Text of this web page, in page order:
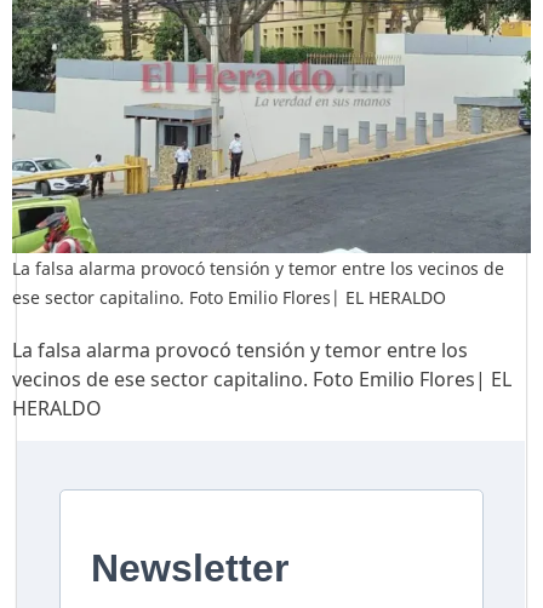
La falsa alarma provocó tensión y temor entre los vecinos de
ese sector capitalino. Foto Emilio Flores| EL HERALDO
La falsa alarma provocó tensión y temor entre los
vecinos de ese sector capitalino. Foto Emilio Flores| EL
HERALDO